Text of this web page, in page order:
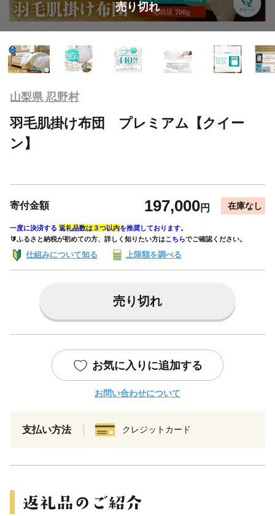
売り切れ
山梨県 忍野村
羽毛肌掛け布団 プレミアム【クイー
ン】
寄付金額 197,000円 在庫なし
一度に決済する 返礼品数は３つ以内を推奨しております。
🔰ふるさと納税が初めての方、詳しく知りたい方はこちらでご確認ください。
仕組みについて知る 上限額を調べる
売り切れ
お気に入りに追加する
お問い合わせについて
支払い方法 クレジットカード